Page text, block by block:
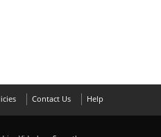
Contact Us Help